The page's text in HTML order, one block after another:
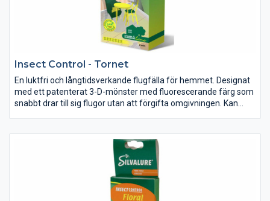
Insect Control - Tornet
En luktfri och långtidsverkande flugfälla för hemmet. Designat
med ett patenterat 3-D-mönster med fluorescerande färg som
snabbt drar till sig flugor utan att förgifta omgivningen. Kan